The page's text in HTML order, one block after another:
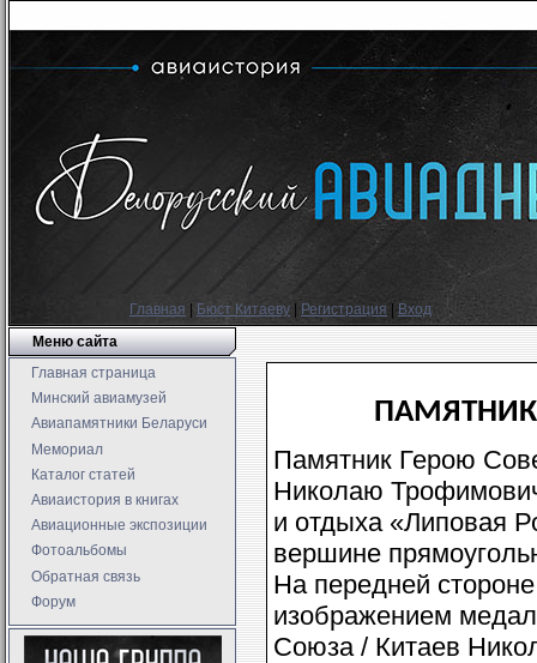
Главная Бюст Китаеву Регистрация |Вход
Меню сайта
Главная страница
Минский авиамузей
Авиапамятники Беларуси
Мемориал
Каталог статей
Авиаистория в книгах
Авиационные экспозиции
Фотоальбомы
Обратная связь
Форум
Памятник Герою
Николаю
и отдыха «Липовая
вершине
На передней
изображением
Союза / Китаев